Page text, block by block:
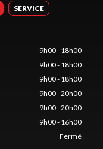
SERVICE
9h00 - 18h00
9h00 - 18h00
9h00 - 18h00
9h00 - 20h00
9h00 - 20h00
9h00 - 16h00
Fermé